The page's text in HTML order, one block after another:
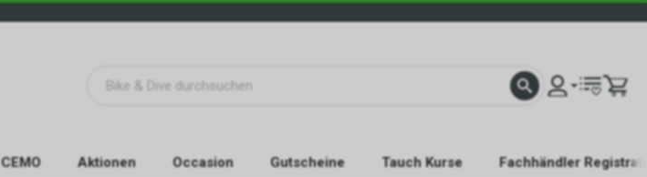
CEMO Aktionen Occasion Gutscheine Tauch Kurse Fachhändler